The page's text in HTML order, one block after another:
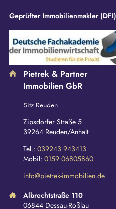
Geprüfter Immobilienmakler (DFI)
Pietrek & Partner
Immobilien GbR
Sitz Reuden
Zipsdorfer Straße 5
39264 Reuden/Anhalt
Tel.: 039243 943413
Mobil: 0159 06805860
info@pietrek-immobilien.de
Albrechtstraße 110
06844 Dessau-Roßlau